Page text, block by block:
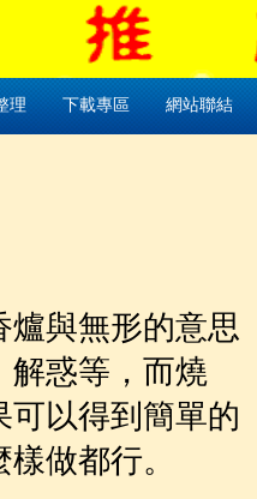
與無形的意思
解惑等，而燒
以得到簡單的
做都行。
理 下載專區 網站聯結